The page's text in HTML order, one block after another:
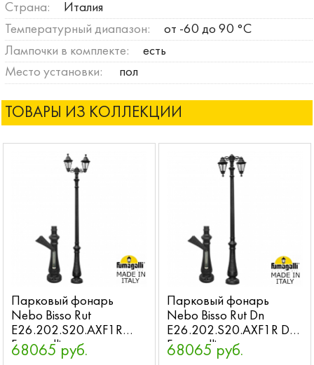
Страна:
Италия
Температурный диапазон:
от -60 до 90 °C
Лампочки в комплекте:
есть
Место установки:
пол
ТОВАРЫ ИЗ КОЛЛЕКЦИИ
Парковый фонарь
Nebo Bisso Rut
E26.202.S20.AXF1R
Fumagalli
68065 руб.
Парковый фонарь
Nebo Bisso Rut Dn
E26.202.S20.AXF1R DN
Fumagalli
68065 руб.